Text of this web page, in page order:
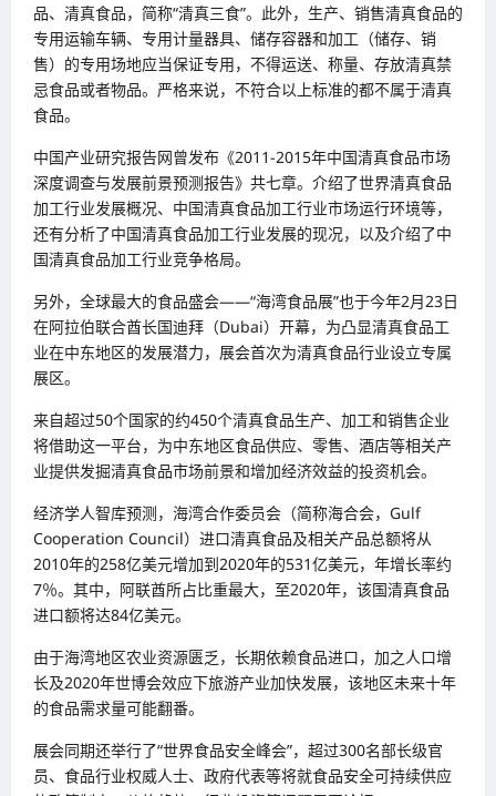
品、清真食品，简称“清真三食”。此外，生产、销售清真食品的
专用运输车辆、专用计量器具、储存容器和加工（储存、销
售）的专用场地应当保证专用，不得运送、称量、存放清真禁
忌食品或者物品。严格来说，不符合以上标准的都不属于清真
食品。
中国产业研究报告网曾发布《2011-2015年中国清真食品市场
深度调查与发展前景预测报告》共七章。介绍了世界清真食品
加工行业发展概况、中国清真食品加工行业市场运行环境等，
还有分析了中国清真食品加工行业发展的现况，以及介绍了中
国清真食品加工行业竞争格局。
另外，全球最大的食品盛会——“海湾食品展”也于今年2月23日
在阿拉伯联合酋长国迪拜（Dubai）开幕，为凸显清真食品工
业在中东地区的发展潜力，展会首次为清真食品行业设立专属
展区。
来自超过50个国家的约450个清真食品生产、加工和销售企业
将借助这一平台，为中东地区食品供应、零售、酒店等相关产
业提供发掘清真食品市场前景和增加经济效益的投资机会。
经济学人智库预测，海湾合作委员会（简称海合会，Gulf
Cooperation Council）进口清真食品及相关产品总额将从
2010年的258亿美元增加到2020年的531亿美元，年增长率约
7％。其中，阿联酋所占比重最大，至2020年，该国清真食品
进口额将达84亿美元。
由于海湾地区农业资源匮乏，长期依赖食品进口，加之人口增
长及2020年世博会效应下旅游产业加快发展，该地区未来十年
的食品需求量可能翻番。
展会同期还举行了“世界食品安全峰会”，超过300名部长级官
员、食品行业权威人士、政府代表等将就食品安全可持续供应